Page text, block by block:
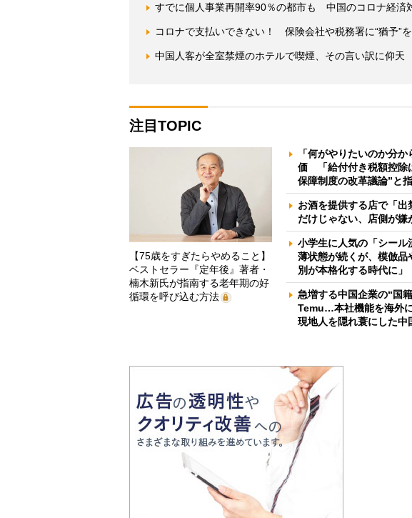
すでに個人事業再開率90％の都市も 中国のコロナ経済
コロナで支払いできない！ 保険会社や税務署に“猶予”
中国人客が全室禁煙のホテルで喫煙、その言い訳に仰天
注目TOPIC
【75歳をすぎたらやめること】
ベストセラー『定年後』著者・
楠木新氏が指南する老年期の好
循環を呼び込む方法
「何がやりたいのか分
価 「給付付き税額控除
保障制度の改革議論”と
お酒を提供する店で「
だけじゃない、店側が嫌
小学生に人気の「シー
薄状態が続くが、模倣
別が本格化する時代に」
急増する中国企業の“国
Temu…本社機能を海外
現地人を隠れ蓑にした中